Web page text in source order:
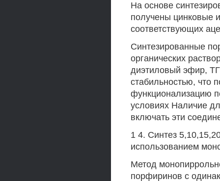
На основе
получены цинковые
соответствующих
Синтезированные
органических
диэтиловый эфир,
стабильностью, что
функционализацию
условиях Наличие
включать эти
1 4. Синтез
использованием
Метод
порфиринов с